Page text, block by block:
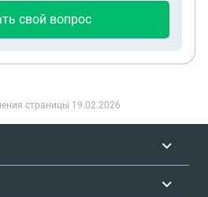
свой вопрос
страницы 19.02.2026